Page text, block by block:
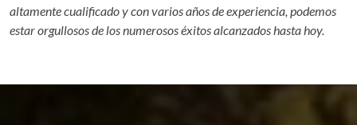
altamente cualificado y con varios años de experiencia, podemos
estar orgullosos de los numerosos éxitos alcanzados hasta hoy.